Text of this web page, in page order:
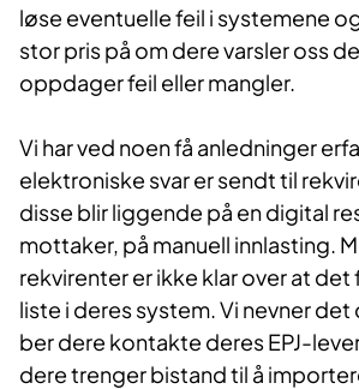
løse eventuelle feil i systemene
stor pris på om dere varsler oss
oppdager feil eller mangler.
Vi har ved noen få anledninger
elektroniske svar er sendt til
disse blir liggende på en digital
mottaker, på manuell innlasting.
rekvirenter er ikke klar over at det
liste i deres system. Vi nevner det
ber dere kontakte deres EPJ-
dere trenger bistand til å